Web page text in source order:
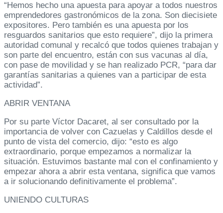
“Hemos hecho una apuesta para apoyar a todos nuestros
emprendedores gastronómicos de la zona. Son diecisiete
expositores. Pero también es una apuesta por los
resguardos sanitarios que esto requiere”, dijo la primera
autoridad comunal y recalcó que todos quienes trabajan y
son parte del encuentro, están con sus vacunas al día,
con pase de movilidad y se han realizado PCR, “para dar
garantías sanitarias a quienes van a participar de esta
actividad”.
ABRIR VENTANA
Por su parte Víctor Dacaret, al ser consultado por la
importancia de volver con Cazuelas y Caldillos desde el
punto de vista del comercio, dijo: “esto es algo
extraordinario, porque empezamos a normalizar la
situación. Estuvimos bastante mal con el confinamiento y
empezar ahora a abrir esta ventana, significa que vamos
a ir solucionando definitivamente el problema”.
UNIENDO CULTURAS